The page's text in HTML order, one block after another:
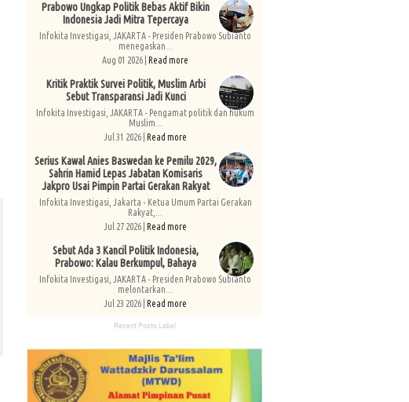
Prabowo Ungkap Politik Bebas Aktif Bikin
Indonesia Jadi Mitra Tepercaya
Infokita Investigasi, JAKARTA - Presiden Prabowo Subianto
menegaskan...
Aug 01 2026 | Read more
Kritik Praktik Survei Politik, Muslim Arbi
Sebut Transparansi Jadi Kunci
Infokita Investigasi, JAKARTA - Pengamat politik dan hukum
Muslim...
Jul 31 2026 | Read more
Serius Kawal Anies Baswedan ke Pemilu 2029,
Sahrin Hamid Lepas Jabatan Komisaris
Jakpro Usai Pimpin Partai Gerakan Rakyat
Infokita Investigasi, Jakarta - Ketua Umum Partai Gerakan
Rakyat,...
Jul 27 2026 | Read more
Sebut Ada 3 Kancil Politik Indonesia,
Prabowo: Kalau Berkumpul, Bahaya
Infokita Investigasi, JAKARTA - Presiden Prabowo Subianto
melontarkan...
Jul 23 2026 | Read more
Recent Posts Label